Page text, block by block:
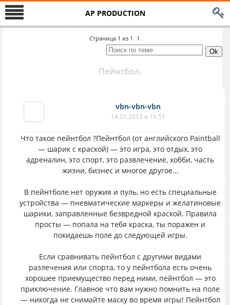
AP PRODUCTION
Страница 1 из 1 1
Пейнтбол.
vbn-vbn-vbn
14.01.2012 в 16:51
Что такое пейнтбол ?Пейнтбол (от английского Paintball
— шарик с краской) — это игра, это отдых, это
адреналин, это спорт, это развлечение, хобби, часть
жизни, бизнес и многое другое...
В пейнтболе нет оружия и пуль, но есть специальные
устройства — пневматические маркеры и желатиновые
шарики, заправленные безвредной краской. Правила
просты — попала на тебя краска, ты поражен и
покидаешь поле до следующей игры.
Если сравнивать пейнтбол с другими видами
разлечения или спорта, то у пейнтбола есть очень
хорошее приемущество перед ними, пейнтбол — это
приключение. Главное что вам нужно помнить на поле
— никогда не снимайте маску во время игры! Пейнтбол